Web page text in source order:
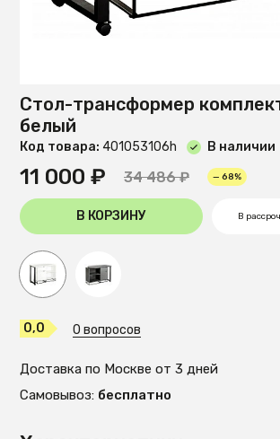
Стол-трансформер
белый
Код товара: 401053106h В наличии
11 000 ₽ 34 486 ₽ — 68%
В КОРЗИНУ В
0,0 0 вопросов
Доставка по Москве от 3 дней
Самовывоз: бесплатно